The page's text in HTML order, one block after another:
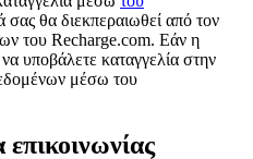
σας θα διεκπεραιωθεί από τον
του Recharge.com. Εάν η
υποβάλετε καταγγελία στην
μέσω του
επικοινωνίας